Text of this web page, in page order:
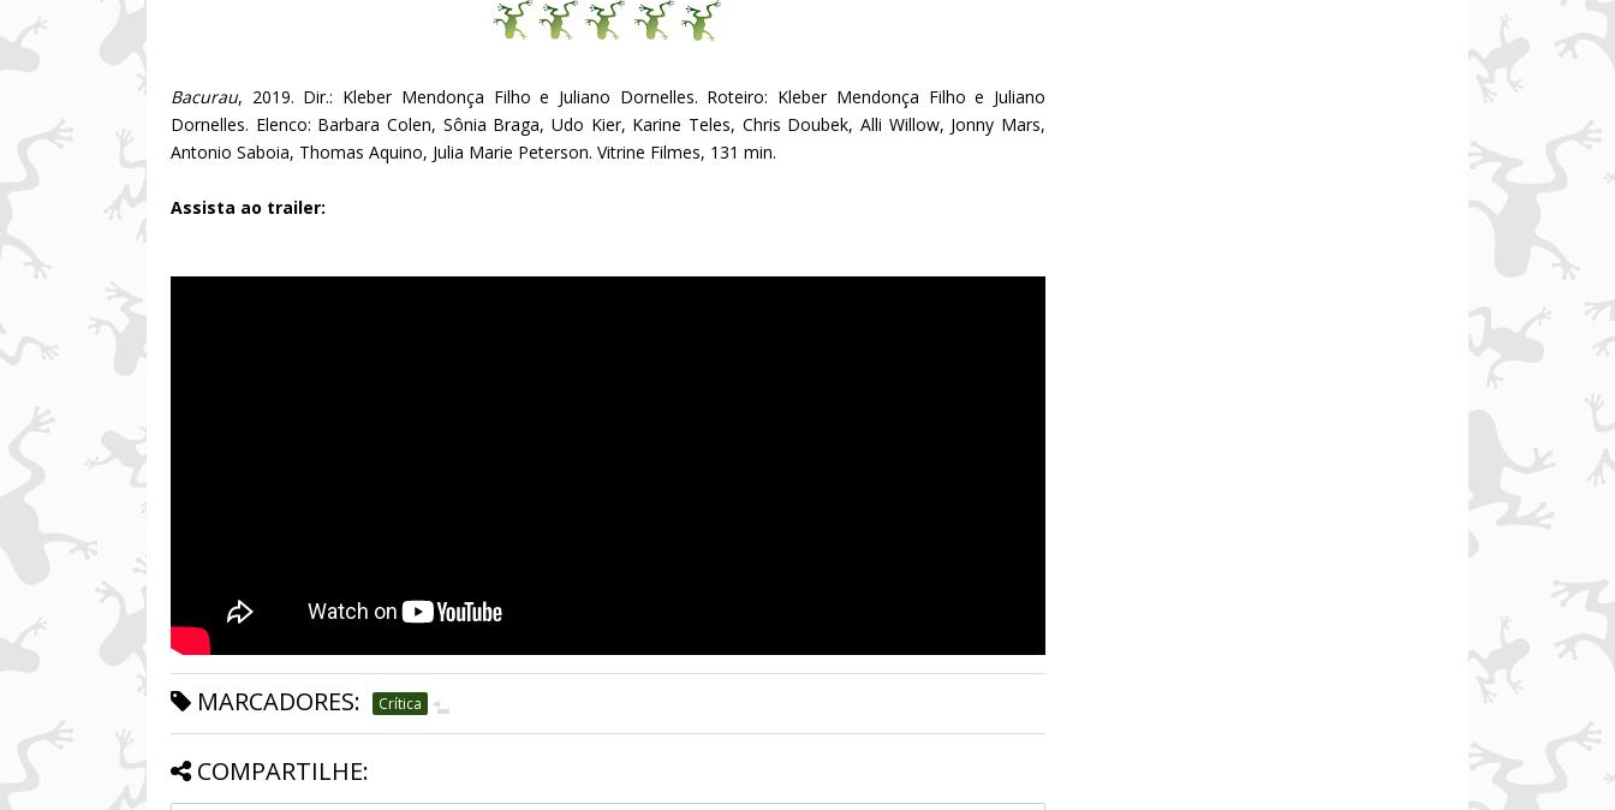
Bacurau, 2019. Dir.: Kleber Mendonça Filho e Juliano Dornelles. Roteiro: Kleber Mendonça Filho e Juliano
Dornelles. Elenco: Barbara Colen, Sônia Braga, Udo Kier, Karine Teles, Chris Doubek, Alli Willow, Jonny Mars,
Antonio Saboia, Thomas Aquino, Julia Marie Peterson. Vitrine Filmes, 131 min.
Assista ao trailer:
MARCADORES: Crítica
COMPARTILHE: